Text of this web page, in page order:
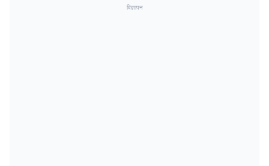
विज्ञापन